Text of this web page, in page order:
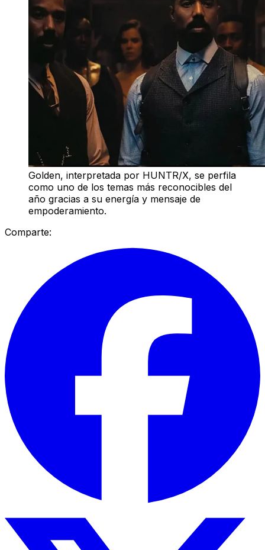
Golden, interpretada por HUNTR/X, se perfila
como uno de los temas más reconocibles del
año gracias a su energía y mensaje de
empoderamiento.
Comparte: